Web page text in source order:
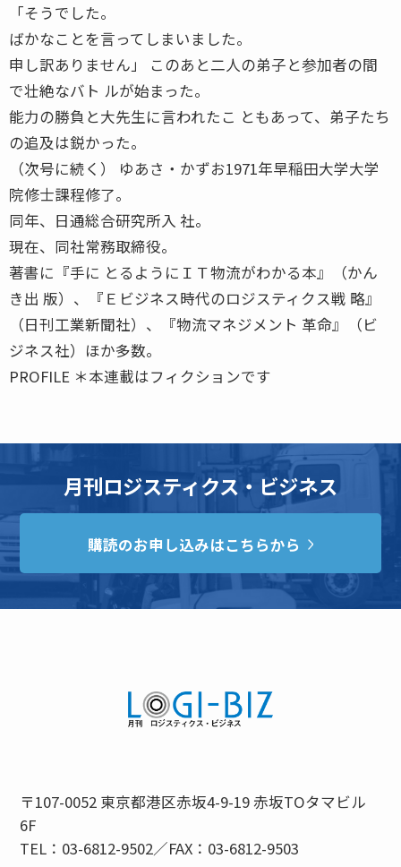
「そうでした。
ばかなことを言ってしまいました。
申し訳ありません」 このあと二人の弟子と参加者の間
で壮絶なバト ルが始まった。
能力の勝負と大先生に言われたこ ともあって、弟子たち
の追及は鋭かった。
（次号に続く） ゆあさ・かずお1971年早稲田大学大学
院修士課程修了。
同年、日通総合研究所入 社。
現在、同社常務取締役。
著書に『手に とるようにＩＴ物流がわかる本』（かん
き出 版）、『Ｅビジネス時代のロジスティクス戦 略』
（日刊工業新聞社）、『物流マネジメント 革命』（ビ
ジネス社）ほか多数。
PROFILE ＊本連載はフィクションです
月刊ロジスティクス・ビジネス
購読のお申し込みはこちらから
〒107-0052 東京都港区赤坂4-9-19 赤坂TOタマビル
6F
TEL：03-6812-9502／FAX：03-6812-9503